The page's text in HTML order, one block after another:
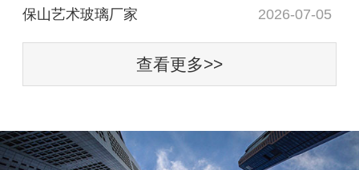
保山艺术玻璃厂家 2026-07-05
查看更多>>